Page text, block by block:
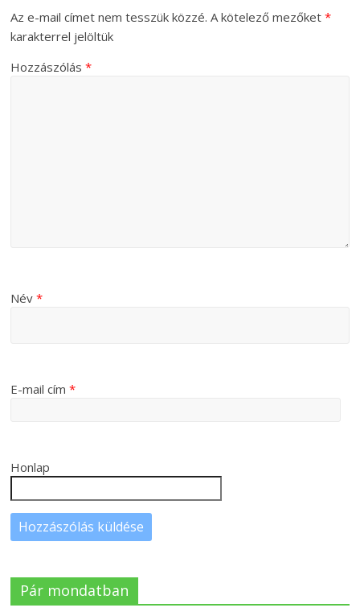
Az e-mail címet nem tesszük közzé. A kötelező mezőket*
karakterrel jelöltük
Hozzászólás*
Név*
E-mail cím*
Honlap
Pár mondatban